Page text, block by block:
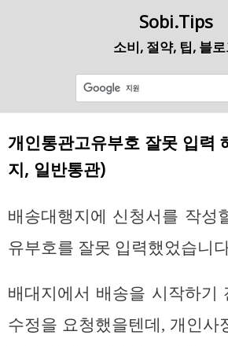
Sobi.Tips
소비, 절약, 팁, 블
개인통관고유부호 잘못 입력
지, 일반통관)
배송대행지에 신청서를 작성
유부호를 잘못 입력했었습니
배대지에서 배송을 시작하기
수정을 요청했을텐데, 개인사